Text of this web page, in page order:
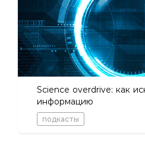
Science overdrive: как
информацию
подкасты